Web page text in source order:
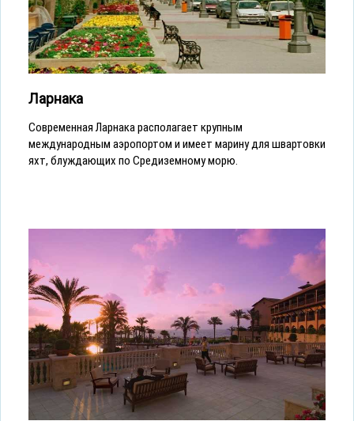
Ларнака
Современная Ларнака располагает крупным
международным аэропортом и имеет марину для швартовки
яхт, блуждающих по Средиземному морю.